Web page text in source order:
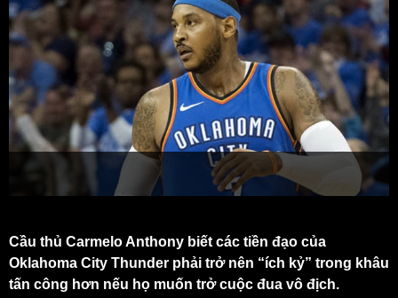
Cầu thủ Carmelo Anthony biết các tiền đạo của
Oklahoma City Thunder phải trở nên “ích kỷ” trong khâu
tấn công hơn nếu họ muốn trở cuộc đua vô địch.